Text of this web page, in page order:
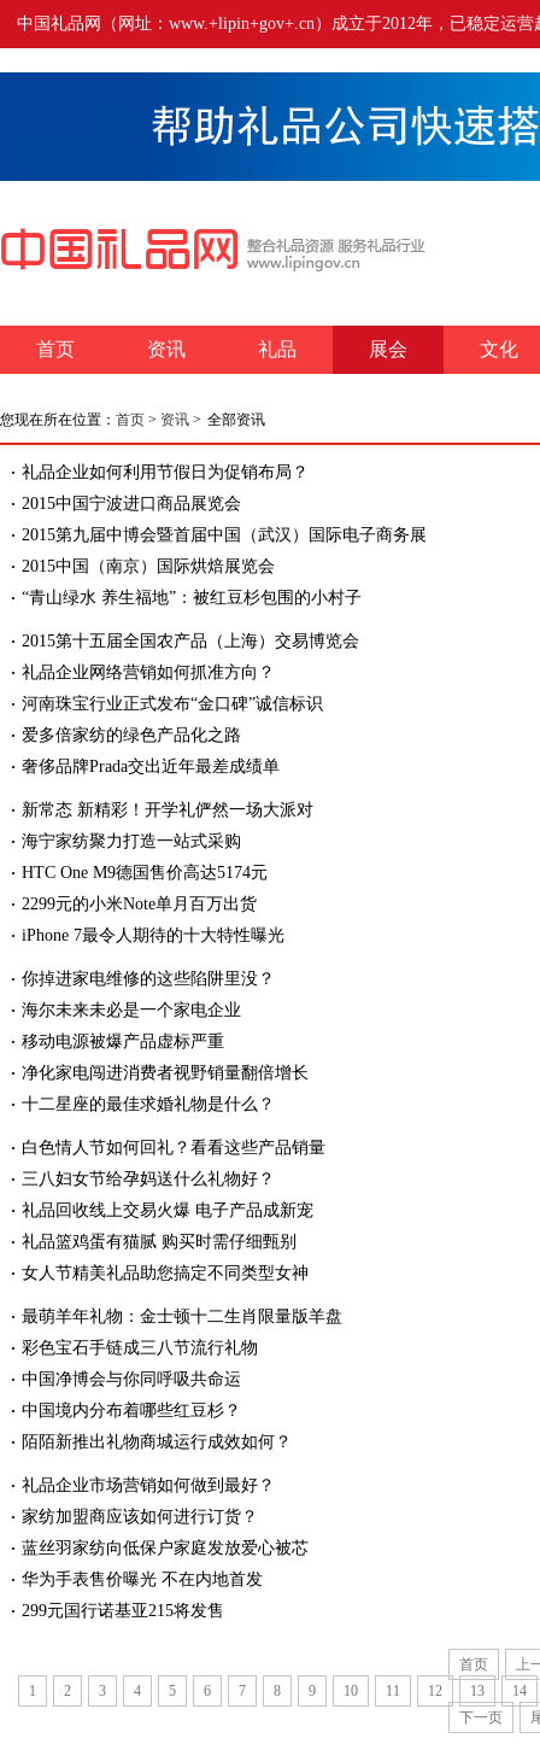
中国礼品网（网址：www.+lipin+gov+.cn）成立于2012年，已稳定运
首页 资讯 礼品 展会 文化
您现在所在位置： 首页 > 资讯 > 全部资讯
礼品企业如何利用节假日为促销布局？
2015中国宁波进口商品展览会
2015第九届中博会暨首届中国（武汉）国际电子商务展
2015中国（南京）国际烘焙展览会
“青山绿水 养生福地”：被红豆杉包围的小村子
2015第十五届全国农产品（上海）交易博览会
礼品企业网络营销如何抓准方向？
河南珠宝行业正式发布“金口碑”诚信标识
爱多倍家纺的绿色产品化之路
奢侈品牌Prada交出近年最差成绩单
新常态 新精彩！开学礼俨然一场大派对
海宁家纺聚力打造一站式采购
HTC One M9德国售价高达5174元
2299元的小米Note单月百万出货
iPhone 7最令人期待的十大特性曝光
你掉进家电维修的这些陷阱里没？
海尔未来未必是一个家电企业
移动电源被爆产品虚标严重
净化家电闯进消费者视野销量翻倍增长
十二星座的最佳求婚礼物是什么？
白色情人节如何回礼？看看这些产品销量
三八妇女节给孕妈送什么礼物好？
礼品回收线上交易火爆 电子产品成新宠
礼品篮鸡蛋有猫腻 购买时需仔细甄别
女人节精美礼品助您搞定不同类型女神
最萌羊年礼物：金士顿十二生肖限量版羊盘
彩色宝石手链成三八节流行礼物
中国净博会与你同呼吸共命运
中国境内分布着哪些红豆杉？
陌陌新推出礼物商城运行成效如何？
礼品企业市场营销如何做到最好？
家纺加盟商应该如何进行订货？
蓝丝羽家纺向低保户家庭发放爱心被芯
华为手表售价曝光 不在内地首发
299元国行诺基亚215将发售
首页
上
1
2 3 4 5 6 7 8 9 10 11 12 13
14
下一页